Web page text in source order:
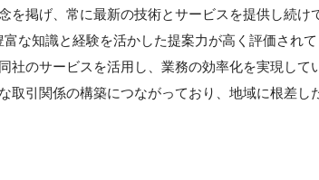
を掲げ、常に最新の技術とサービスを提供し続け
な知識と経験を活かした提案力が高く評価されて
社のサービスを活用し、業務の効率化を実現して
取引関係の構築につながっており、地域に根差し